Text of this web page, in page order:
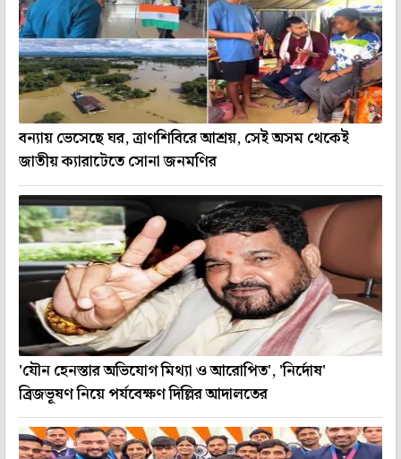
বন্যায় ভেসেছে ঘর, ত্রাণশিবিরে আশ্রয়, সেই অসম থেকেই
জাতীয় ক্যারাটেতে সোনা জনমণির
'যৌন হেনস্তার অভিযোগ মিথ্যা ও আরোপিত', 'নির্দোষ'
ব্রিজভূষণ নিয়ে পর্যবেক্ষণ দিল্লির আদালতের